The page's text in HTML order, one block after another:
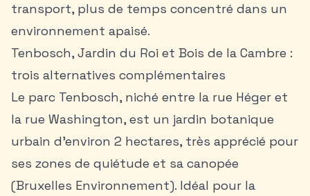
transport, plus de temps concentré dans un
environnement apaisé.
Tenbosch, Jardin du Roi et Bois de la Cambre :
trois alternatives complémentaires
Le parc Tenbosch, niché entre la rue Héger et
la rue Washington, est un jardin botanique
urbain d’environ 2 hectares, très apprécié pour
ses zones de quiétude et sa canopée
(Bruxelles Environnement). Idéal pour la